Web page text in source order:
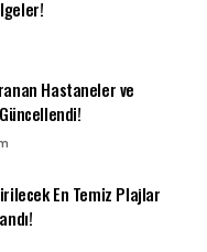
Hastaneler ve
En Temiz Plajlar